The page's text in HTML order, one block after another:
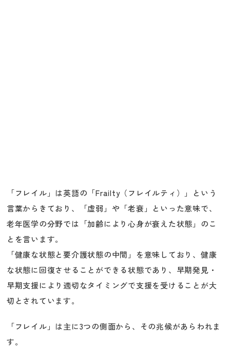
「フレイル」は英語の「Frailty（フレイルティ）」という
言葉からきており、「虚弱」や「老衰」といった意味で、
老年医学の分野では「加齢により心身が衰えた状態」のこ
とを言います。
「健康な状態と要介護状態の中間」を意味しており、健康
な状態に回復させることができる状態であり、早期発見・
早期支援により適切なタイミングで支援を受けることが大
切とされています。
「フレイル」は主に3つの側面から、その兆候があらわれま
す。